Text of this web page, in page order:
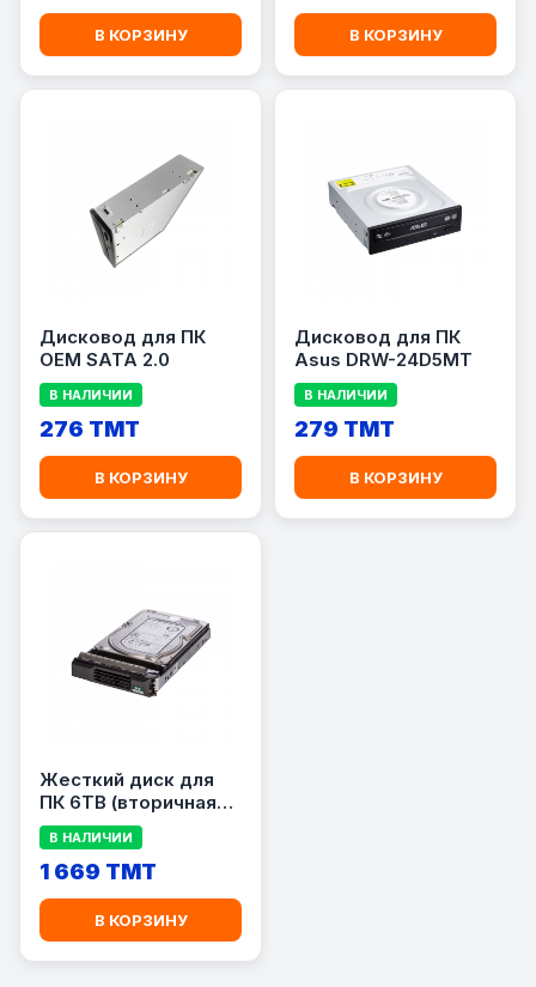
В КОРЗИНУ В КОРЗИНУ
Дисковод для ПК
OEM SATA 2.0
В НАЛИЧИИ
276 TMT
В КОРЗИНУ
Дисковод для ПК
Asus DRW-24D5MT
В НАЛИЧИИ
279 TMT
В КОРЗИНУ
Жесткий диск для
ПК 6TB (вторичная
сборка)
В НАЛИЧИИ
1 669 TMT
В КОРЗИНУ